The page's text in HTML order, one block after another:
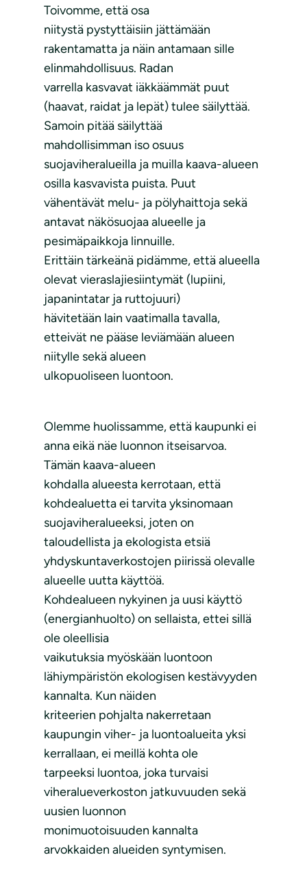
Toivomme, että osa
niitystä pystyttäisiin jättämään
rakentamatta ja näin antamaan sille
elinmahdollisuus. Radan
varrella kasvavat iäkkäämmät puut
(haavat, raidat ja lepät) tulee säilyttää.
Samoin pitää säilyttää
mahdollisimman iso osuus
suojaviheralueilla ja muilla kaava-alueen
osilla kasvavista puista. Puut
vähentävät melu- ja pölyhaittoja sekä
antavat näkösuojaa alueelle ja
pesimäpaikkoja linnuille.
Erittäin tärkeänä pidämme, että alueella
olevat vieraslajiesiintymät (lupiini,
japanintatar ja ruttojuuri)
hävitetään lain vaatimalla tavalla,
etteivät ne pääse leviämään alueen
niitylle sekä alueen
ulkopuoliseen luontoon.
Olemme huolissamme, että kaupunki ei
anna eikä näe luonnon itseisarvoa.
Tämän kaava-alueen
kohdalla alueesta kerrotaan, että
kohdealuetta ei tarvita yksinomaan
suojaviheralueeksi, joten on
taloudellista ja ekologista etsiä
yhdyskuntaverkostojen piirissä olevalle
alueelle uutta käyttöä.
Kohdealueen nykyinen ja uusi käyttö
(energianhuolto) on sellaista, ettei sillä
ole oleellisia
vaikutuksia myöskään luontoon
lähiympäristön ekologisen kestävyyden
kannalta. Kun näiden
kriteerien pohjalta nakerretaan
kaupungin viher- ja luontoalueita yksi
kerrallaan, ei meillä kohta ole
tarpeeksi luontoa, joka turvaisi
viheralueverkoston jatkuvuuden sekä
uusien luonnon
monimuotoisuuden kannalta
arvokkaiden alueiden syntymisen.